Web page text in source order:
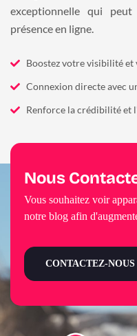
exceptionnelle qui
présence en ligne.
Boostez votre visibilité et
Connexion directe avec
Renforce la crédibilité et
Nous
Vous souhaitez voir
notre blog afin
CONTACTEZ-NOUS